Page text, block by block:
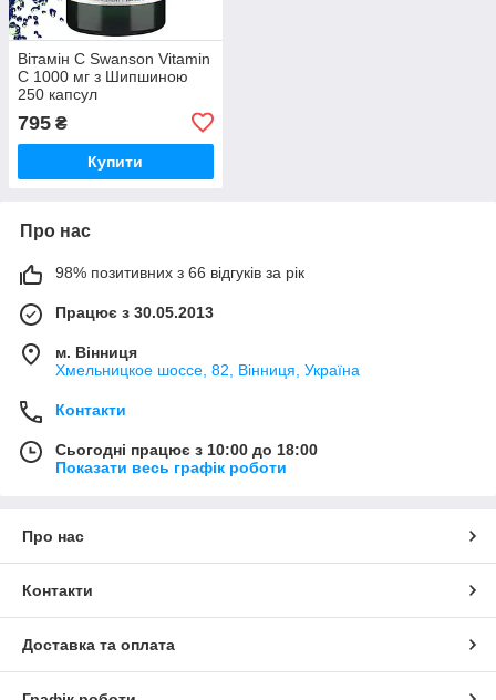
Вітамін С Swanson Vitamin
C 1000 мг з Шипшиною
250 капсул
795 ₴
Купити
Про нас
98% позитивних з 66 відгуків за рік
Працює з 30.05.2013
м. Вінниця
Хмельницкое шоссе, 82, Вінниця, Україна
Контакти
Сьогодні працює з 10:00 до 18:00
Показати весь графік роботи
Про нас
Контакти
Доставка та оплата